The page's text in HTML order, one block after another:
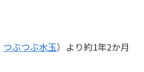
つぶつぶ水玉）より約1年2か月